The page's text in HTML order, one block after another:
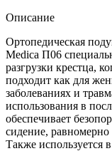
Описание
Ортопедическая
Medica П06
разгрузки крестца,
подходит как для
заболеваниях и
использования в
обеспечивает
сидение, равномерно
Также используется